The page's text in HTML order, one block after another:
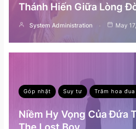
Thánh Hiến Giữa Lòng
System Administration May
Góp nhặt Suy tư Trăm hoa đua
Niềm Hy Vọng Của Đứa